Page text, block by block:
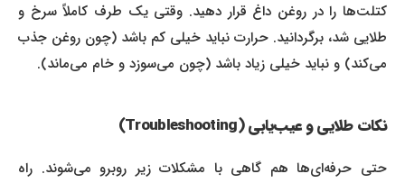
کتلت‌ها را در روغن داغ قرار دهید. وقتی یک طرف کاملاً سرخ و
طلایی شد، برگردانید. حرارت نباید خیلی کم باشد (چون روغن جذب
می‌کند) و نباید خیلی زیاد باشد (چون می‌سوزد و خام می‌ماند).
نکات طلایی و عیب‌یابی (Troubleshooting)
حتی حرفه‌ای‌ها هم گاهی با مشکلات زیر روبرو می‌شوند. راه